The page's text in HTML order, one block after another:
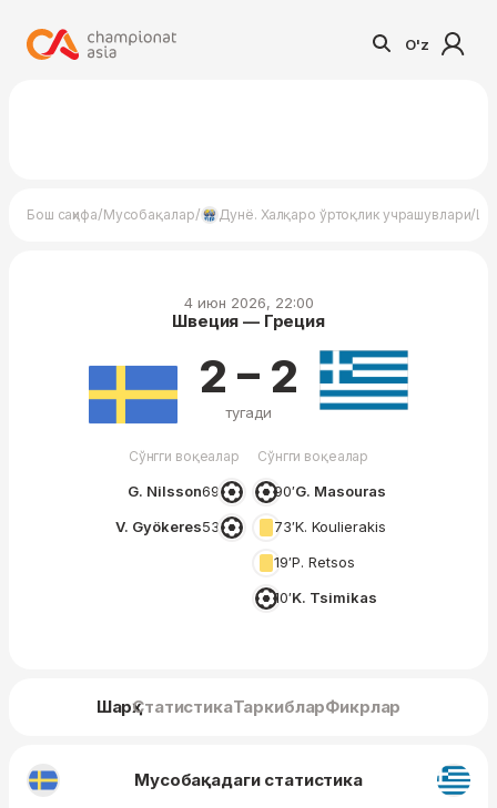
O'z
Бош саҳифа/Мусобақалар/ Дунё. Халқаро ўртоқлик учрашувлари/
4 июн 2026, 22:00
Швеция — Греция
Сўнгги воқеалар
G. Nilsson69′
V. Gyökeres53′
2 – 2
тугади
Сўнгги воқеалар
90′G. Masouras
73′K. Koulierakis
19′P. Retsos
10′K. Tsimikas
ШарҳСтатистикаТаркибларФикрлар
Мусобақадаги статистика